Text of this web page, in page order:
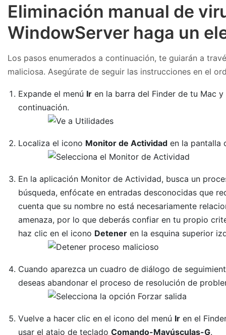
Eliminación manual de
WindowServer haga un
Los pasos enumerados a continuación, te guiarán a
maliciosa. Asegúrate de seguir las instrucciones en el
Expande el menú Ir en la barra del Finder de tu Mac
continuación.
Localiza el icono Monitor de Actividad en la pantalla
En la aplicación Monitor de Actividad, busca un
búsqueda, enfócate en entradas desconocidas que
cuenta que su nombre no está necesariamente
amenaza, por lo que deberás confiar en tu propio
haz clic en el icono Detener en la esquina superior
Cuando aparezca un cuadro de diálogo de
deseas abandonar el proceso de resolución de
Vuelve a hacer clic en el icono del menú Ir en el
usar el atajo de tecladoComando-Mayúsculas-G.